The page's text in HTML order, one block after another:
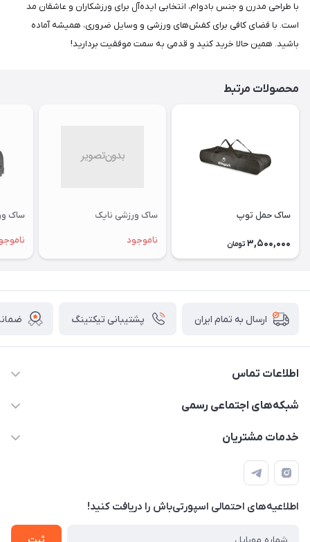
با طراحی مدرن و جنس بادوام، انتخابی ایده‌آل برای ورزشکاران و عاشقان مد
است. با فضای کافی برای کفش‌های ورزشی و وسایل ضروری، همیشه آماده
باشید. همین حالا خرید کنید و قدمی به سمت موفقیت بردارید!
محصولات مرتبط
ساک حمل توپ
3,500,000 تومان
ساک ورزشی نایک
ناموجود
ساک
ارسال به تمام ایران پشتیبانی تیکتینگ
اطلاعات تماس
15 13 222 0900
شبکه‌های اجتماعی رسمی
کانال آپارات
خدمات مشتریان
درخواست پشتیبانی جدید
مشاهده لیست تیکت‌ها
لیست کد رهگیری پستی
شرایط بازگردانی کالا
اطلاعیه‌های احتمالی اسپورتی‌باش را دریافت کنید!